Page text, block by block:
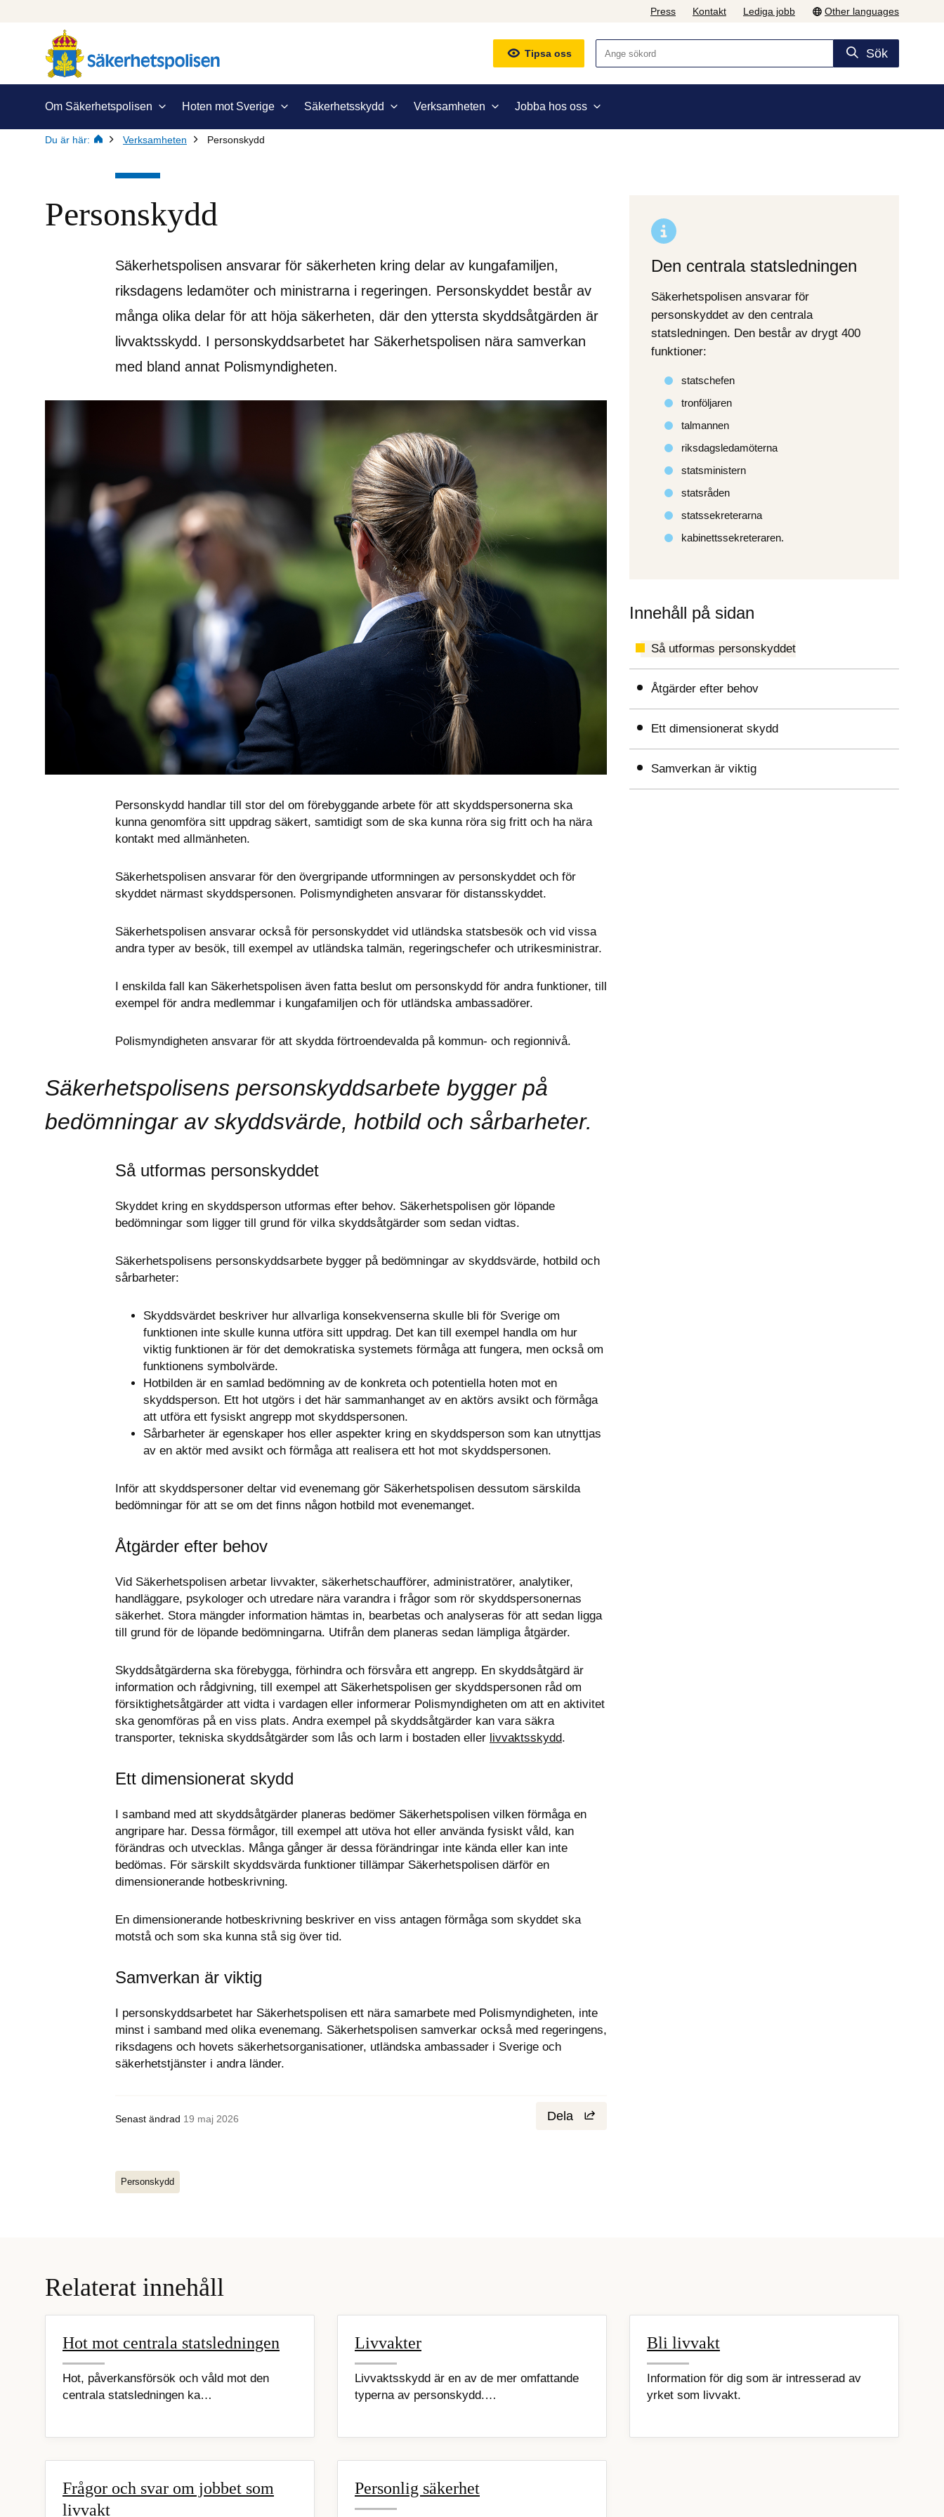
Press Kontakt Lediga jobb Other languages
Tipsa oss Sök
Om Säkerhetspolisen Hoten mot Sverige Säkerhetsskydd Verksamheten Jobba hos oss
Du är här: Verksamheten Personskydd
Personskydd
Säkerhetspolisen ansvarar för säkerheten kring delar av kungafamiljen,
riksdagens ledamöter och ministrarna i regeringen. Personskyddet består av
många olika delar för att höja säkerheten, där den yttersta skyddsåtgärden är
livvaktsskydd. I personskyddsarbetet har Säkerhetspolisen nära samverkan
med bland annat Polismyndigheten.
Personskydd handlar till stor del om förebyggande arbete för att skyddspersonerna ska
kunna genomföra sitt uppdrag säkert, samtidigt som de ska kunna röra sig fritt och ha nära
kontakt med allmänheten.
Säkerhetspolisen ansvarar för den övergripande utformningen av personskyddet och för
skyddet närmast skyddspersonen. Polismyndigheten ansvarar för distansskyddet.
Säkerhetspolisen ansvarar också för personskyddet vid utländska statsbesök och vid vissa
andra typer av besök, till exempel av utländska talmän, regeringschefer och utrikesministrar.
I enskilda fall kan Säkerhetspolisen även fatta beslut om personskydd för andra funktioner, till
exempel för andra medlemmar i kungafamiljen och för utländska ambassadörer.
Polismyndigheten ansvarar för att skydda förtroendevalda på kommun- och regionnivå.
Säkerhetspolisens personskyddsarbete bygger på
bedömningar av skyddsvärde, hotbild och sårbarheter.
Så utformas personskyddet
Skyddet kring en skyddsperson utformas efter behov. Säkerhetspolisen gör löpande
bedömningar som ligger till grund för vilka skyddsåtgärder som sedan vidtas.
Säkerhetspolisens personskyddsarbete bygger på bedömningar av skyddsvärde, hotbild och
sårbarheter:
Skyddsvärdet beskriver hur allvarliga konsekvenserna skulle bli för Sverige om
funktionen inte skulle kunna utföra sitt uppdrag. Det kan till exempel handla om hur
viktig funktionen är för det demokratiska systemets förmåga att fungera, men också om
funktionens symbolvärde.
Hotbilden är en samlad bedömning av de konkreta och potentiella hoten mot en
skyddsperson. Ett hot utgörs i det här sammanhanget av en aktörs avsikt och förmåga
att utföra ett fysiskt angrepp mot skyddspersonen.
Sårbarheter är egenskaper hos eller aspekter kring en skyddsperson som kan utnyttjas
av en aktör med avsikt och förmåga att realisera ett hot mot skyddspersonen.
Inför att skyddspersoner deltar vid evenemang gör Säkerhetspolisen dessutom särskilda
bedömningar för att se om det finns någon hotbild mot evenemanget.
Åtgärder efter behov
Vid Säkerhetspolisen arbetar livvakter, säkerhetschaufförer, administratörer, analytiker,
handläggare, psykologer och utredare nära varandra i frågor som rör skyddspersonernas
säkerhet. Stora mängder information hämtas in, bearbetas och analyseras för att sedan ligga
till grund för de löpande bedömningarna. Utifrån dem planeras sedan lämpliga åtgärder.
Skyddsåtgärderna ska förebygga, förhindra och försvåra ett angrepp. En skyddsåtgärd är
information och rådgivning, till exempel att Säkerhetspolisen ger skyddspersonen råd om
försiktighetsåtgärder att vidta i vardagen eller informerar Polismyndigheten om att en aktivitet
ska genomföras på en viss plats. Andra exempel på skyddsåtgärder kan vara säkra
transporter, tekniska skyddsåtgärder som lås och larm i bostaden eller livvaktsskydd.
Ett dimensionerat skydd
I samband med att skyddsåtgärder planeras bedömer Säkerhetspolisen vilken förmåga en
angripare har. Dessa förmågor, till exempel att utöva hot eller använda fysiskt våld, kan
förändras och utvecklas. Många gånger är dessa förändringar inte kända eller kan inte
bedömas. För särskilt skyddsvärda funktioner tillämpar Säkerhetspolisen därför en
dimensionerande hotbeskrivning.
En dimensionerande hotbeskrivning beskriver en viss antagen förmåga som skyddet ska
motstå och som ska kunna stå sig över tid.
Samverkan är viktig
I personskyddsarbetet har Säkerhetspolisen ett nära samarbete med Polismyndigheten, inte
minst i samband med olika evenemang. Säkerhetspolisen samverkar också med regeringens,
riksdagens och hovets säkerhetsorganisationer, utländska ambassader i Sverige och
säkerhetstjänster i andra länder.
Senast ändrad 19 maj 2026
Personskydd
Dela
Den centrala statsledningen
Säkerhetspolisen ansvarar för
personskyddet av den centrala
statsledningen. Den består av drygt 400
funktioner:
statschefen
tronföljaren
talmannen
riksdagsledamöterna
statsministern
statsråden
statssekreterarna
kabinettssekreteraren.
Innehåll på sidan
Så utformas personskyddet
Åtgärder efter behov
Ett dimensionerat skydd
Samverkan är viktig
Relaterat innehåll
Hot mot centrala statsledningen
Hot, påverkansförsök och våld mot den
centrala statsledningen ka…
Livvakter
Livvaktsskydd är en av de mer omfattande
typerna av personskydd.…
Bli livvakt
Information för dig som är intresserad av
yrket som livvakt.
Frågor och svar om jobbet som
livvakt
Personlig säkerhet